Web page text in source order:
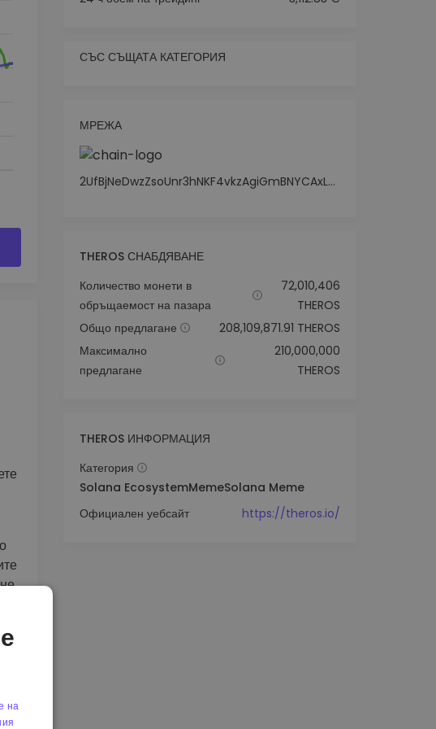
СЪС СЪЩАТА КАТЕГОРИЯ
МРЕЖА
2UfBjNeDwzZsoUnr3hNKF4vkzAgiGmBNYCAxLq72cPa2
THEROS СНАБДЯВАНЕ
Количество монети в
обръщаемост на пазара
72,010,406
THEROS
Общо предлагане
208,109,871.91 THEROS
Максимално
предлагане
210,000,000
THEROS
THEROS ИНФОРМАЦИЯ
Категория
Solana EcosystemMemeSolana Meme
Официален уебсайт
https://theros.io/
на